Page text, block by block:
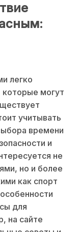
легко
которые могут
учитывать
времени
и
не
но и более
как спорт
для
на сайте